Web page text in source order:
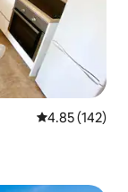
レビュー142
4.85 (142)